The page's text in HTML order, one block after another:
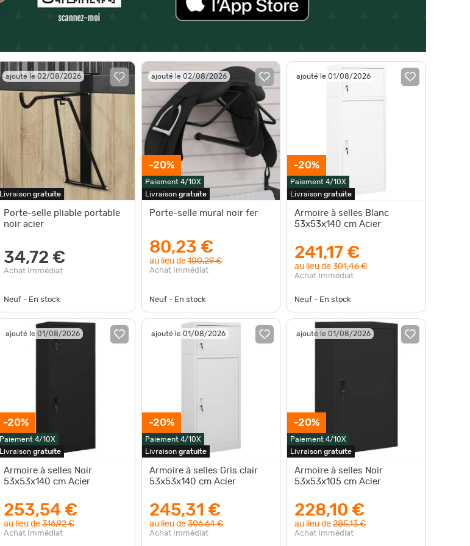
ajouté le 02/08/2026
Livraison gratuite
Porte-selle pliable portable
noir acier
34,72 €
Achat Immédiat
Neuf - En stock
ajouté le 02/08/2026
-20%
Paiement 4/10X
Livraison gratuite
Porte-selle mural noir fer
80,23 €
au lieu de100,29 €
Achat Immédiat
Neuf - En stock
ajouté le 01/08/2026
-20%
Paiement 4/10X
Livraisongratuite
Armoire à selles Blanc
53x53x140 cm Acier
241,17 €
au lieu de301,46 €
Achat Immédiat
Neuf - En stock
ajouté le 01/08/2026
-20%
Paiement 4/10X
Livraison gratuite
Armoire à selles Noir
53x53x140 cm Acier
253,54 €
au lieu de316,92 €
Achat Immédiat
ajouté le 01/08/2026
-20%
Paiement 4/10X
Livraison gratuite
Armoire à selles Gris clair
53x53x140 cm Acier
245,31 €
au lieu de306,64 €
Achat Immédiat
ajouté le 01/08/2026
-20%
Paiement 4/10X
Livraisongratuite
Armoire à selles Noir
53x53x105 cm Acier
228,10 €
au lieu de285,13 €
Achat Immédiat